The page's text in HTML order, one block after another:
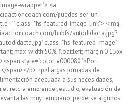
wrapper"> <a
puedes-ser-un-
class="hs-featured-image-link"> <img
hubfs/autodidacta.jpg?
class="hs-featured-image"
max-width:50%; float:left; margin:0 15px
style="color: #000080;">Por:
span></p> <p>Largas jornadas de
adecuada a sus necesidades,
reto a emprender, estudio, evaluación de
muy temprano, perderse algunos